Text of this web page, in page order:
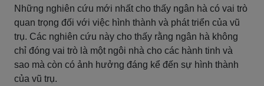
Những nghiên cứu mới nhất cho thấy ngân hà có vai trò
quan trọng đối với việc hình thành và phát triển của vũ
trụ. Các nghiên cứu này cho thấy rằng ngân hà không
chỉ đóng vai trò là một ngôi nhà cho các hành tinh và
sao mà còn có ảnh hưởng đáng kể đến sự hình thành
của vũ trụ.